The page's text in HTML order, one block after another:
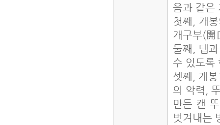
음과 같
첫째, 개
개구부(
둘째, 탭
수 있도록
셋째, 개
의 악력,
만든 캔
벗겨내는